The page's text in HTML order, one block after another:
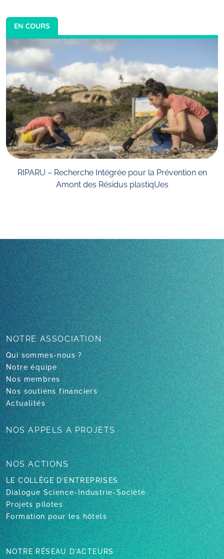
EN COURS
RIPARU – Recherche Intégrée pour la Prévention en
Amont des Résidus plastiqUes
NOTREASSOCIATION
Qui sommes-nous ?
Notre équipe
Nos membres
Nos soutiens financiers
Actualités
NOS APPELSA PROJETS
NOS ACTIONS
LE COLLÈGE D’ENTREPRISES
Dialogue Science-Industrie-Société
Projets pilotes
Formation pour les hôtels
NOTRE RÉSEAU D’ACTEURS